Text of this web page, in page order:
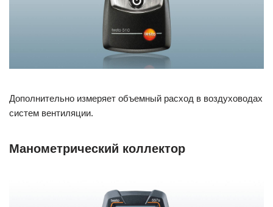
Дополнительно измеряет объемный расход в воздуховодах
систем вентиляции.
Манометрический коллектор